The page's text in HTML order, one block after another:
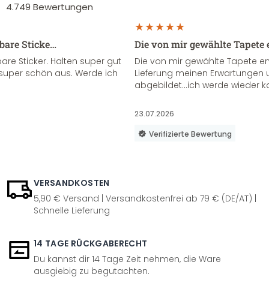
4.749 Bewertungen
Sticke…
Sticker. Halten super gut
schön aus. Werde ich
Die von mir gewählte
Die von mir gewählte Tapete
Lieferung meinen Erwartungen
abgebildet...ich werde wieder
23.07.2026
Verifizierte Bewertung
VERSANDKOSTEN
5,90 € Versand | Versandkostenfrei ab 79 € (DE/AT) |
Schnelle Lieferung
14 TAGE RÜCKGABERECHT
Du kannst dir 14 Tage Zeit nehmen, die Ware
ausgiebig zu begutachten.